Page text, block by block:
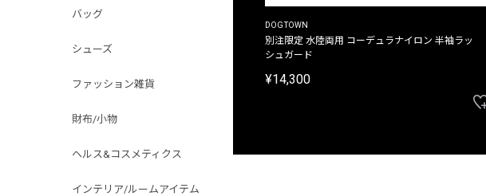
バッグ
シューズ
ファッション雑貨
財布/小物
ヘルス&コスメティクス
インテリア/ルームアイテム
プリントTシャツ
DOGTOWN
別注限定 水陸両用 コーデュラナイロン 半袖ラッ
シュガード
¥14,300